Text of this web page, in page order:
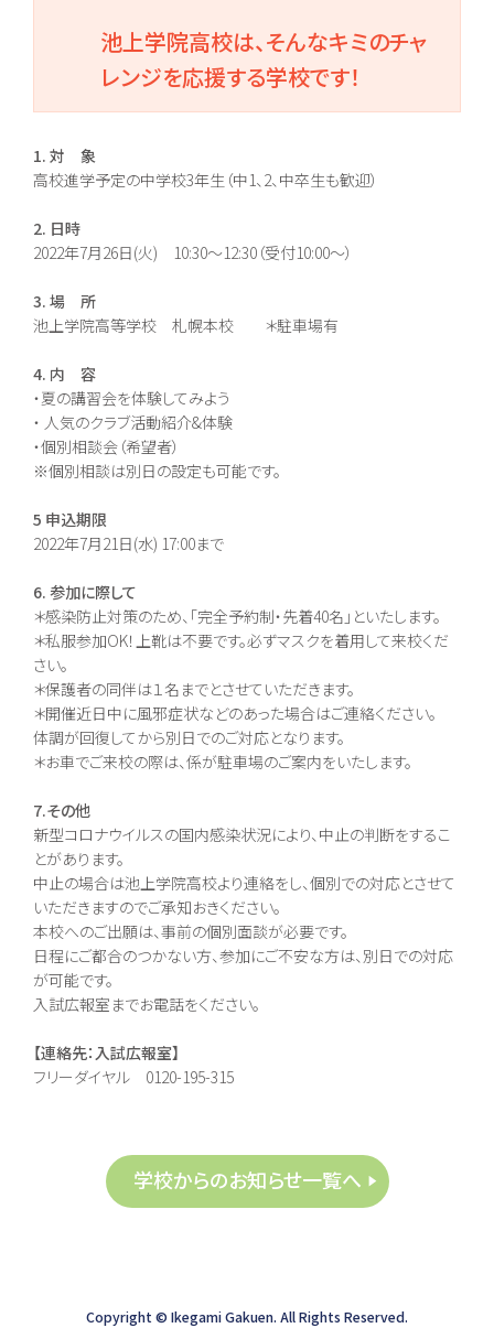
学費納入ほか
新入学
編入学
随時個別相談
教員メッセージ
在校生メッセージ
池上学院高校は、そんなキミのチャ
レンジを応援する学校です！
1. 対 象
高校進学予定の中学校3年生（中1、2、中卒生も歓迎）
2. 日時
2022年7月26日(火) 10:30〜12:30（受付10:00〜）
3. 場 所
池上学院高等学校 札幌本校 ＊駐車場有
4. 内 容
・夏の講習会を体験してみよう
・ 人気のクラブ活動紹介&体験
・個別相談会（希望者）
※個別相談は別日の設定も可能です。
5 申込期限
2022年7月21日(水) 17:00まで
6. 参加に際して
＊感染防止対策のため、「完全予約制・先着40名」といたします。
＊私服参加OK！上靴は不要です。必ずマスクを着用して来校くだ
さい。
＊保護者の同伴は１名までとさせていただきます。
＊開催近日中に風邪症状などのあった場合はご連絡ください。
体調が回復してから別日でのご対応となります。
＊お車でご来校の際は、係が駐車場のご案内をいたします。
7.その他
新型コロナウイルスの国内感染状況により、中止の判断をするこ
とがあります。
中止の場合は池上学院高校より連絡をし、個別での対応とさせて
いただきますのでご承知おきください。
本校へのご出願は、事前の個別面談が必要です。
日程にご都合のつかない方、参加にご不安な方は、別日での対応
が可能です。
入試広報室までお電話をください。
【連絡先：入試広報室】
フリーダイヤル 0120-195-315
学校からのお知らせ一覧へ
Copyright ©︎ Ikegami Gakuen. All Rights Reserved.